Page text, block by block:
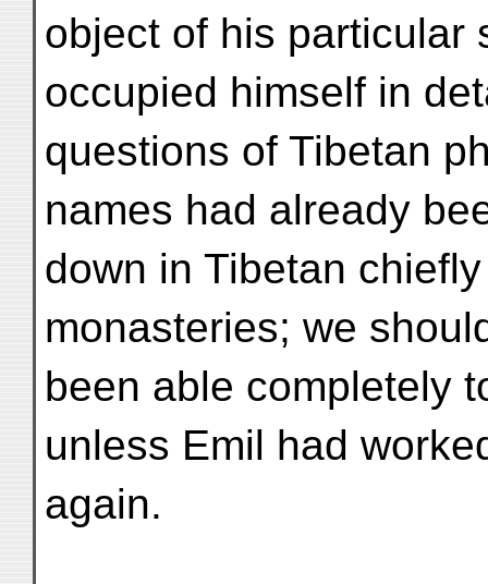
object of his particular
occupied himself in
questions of Tibetan
names had already
down in Tibetan
monasteries; we
been able completely
unless Emil had
again.